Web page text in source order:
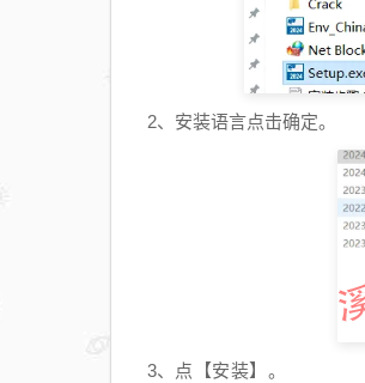
2、安装语言点击确定。
3、 点【安装】。